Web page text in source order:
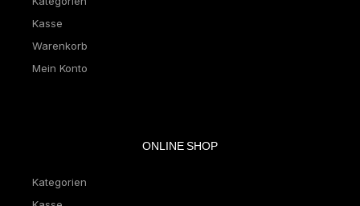
Kasse
Warenkorb
Mein Konto
ONLINE SHOP
Kategorien